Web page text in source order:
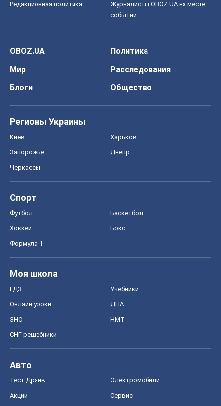
Редакционная политика
Журналисты OBOZ.UA на месте
событий
OBOZ.UA
Политика
Мир
Расследования
Блоги
Общество
Регионы Украины
Киев Харьков
Запорожье Днепр
Черкассы
Спорт
Футбол Баскетбол
Хоккей Бокс
Формула-1
Моя школа
ГДЗ Учебники
Онлайн уроки ДПА
ЗНО НМТ
СНГ решебники
Авто
Тест Драйв Электромобили
Акции Сервис